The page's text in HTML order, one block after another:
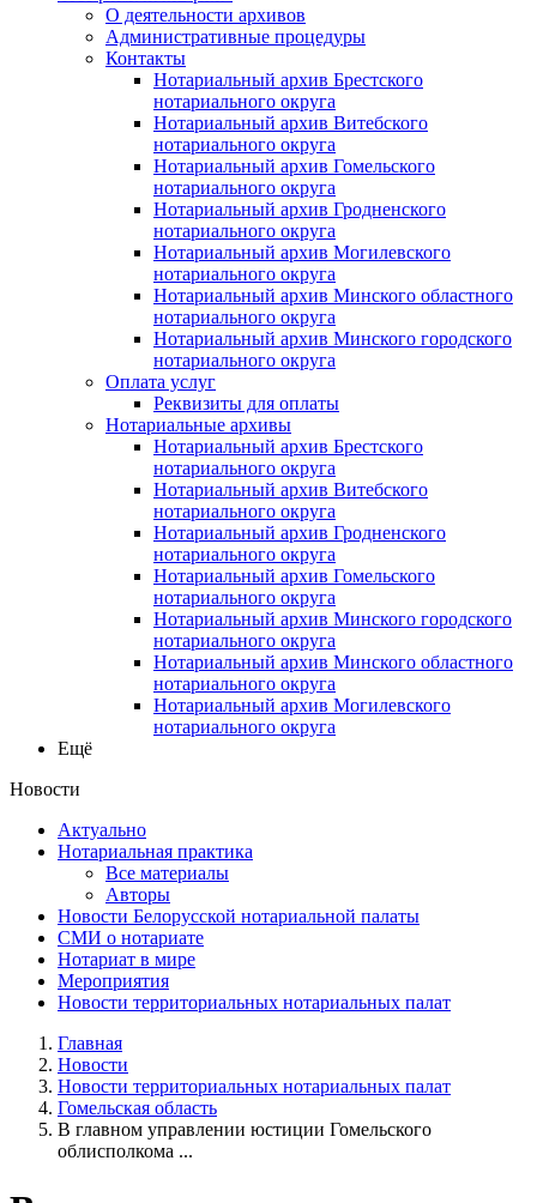
О деятельности архивов
Административные процедуры
Контакты
Нотариальный архив Брестского
нотариального округа
Нотариальный архив Витебского
нотариального округа
Нотариальный архив Гомельского
нотариального округа
Нотариальный архив Гродненского
нотариального округа
Нотариальный архив Могилевского
нотариального округа
Нотариальный архив Минского областного
нотариального округа
Нотариальный архив Минского городского
нотариального округа
Оплата услуг
Реквизиты для оплаты
Нотариальные архивы
Нотариальный архив Брестского
нотариального округа
Нотариальный архив Витебского
нотариального округа
Нотариальный архив Гродненского
нотариального округа
Нотариальный архив Гомельского
нотариального округа
Нотариальный архив Минского городского
нотариального округа
Нотариальный архив Минского областного
нотариального округа
Нотариальный архив Могилевского
нотариального округа
Ещё
Новости
Актуально
Нотариальная практика
Все материалы
Авторы
Новости Белорусской нотариальной палаты
СМИ о нотариате
Нотариат в мире
Мероприятия
Новости территориальных нотариальных палат
Главная
Новости
Новости территориальных нотариальных палат
Гомельская область
В главном управлении юстиции Гомельского
облисполкома ...